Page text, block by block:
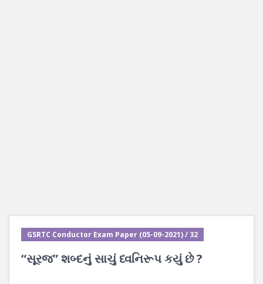
GSRTC Conductor Exam Paper (05-09-2021) / 32
“સૂરજ” શબ્દનું સાચું ધ્વનિરૂપ કયું છે ?